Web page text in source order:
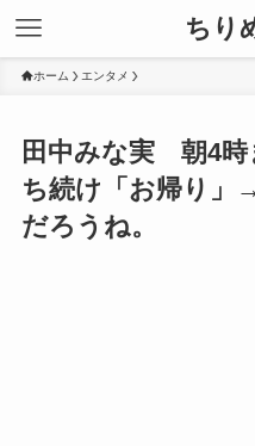
ちり
ホーム エンタメ
田中みな実 朝4時
ち続け「お帰り」
だろうね。